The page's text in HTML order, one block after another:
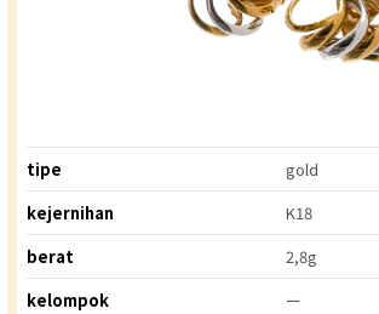
tipe
gold
kejernihan
K18
berat
2,8g
kelompok
ー